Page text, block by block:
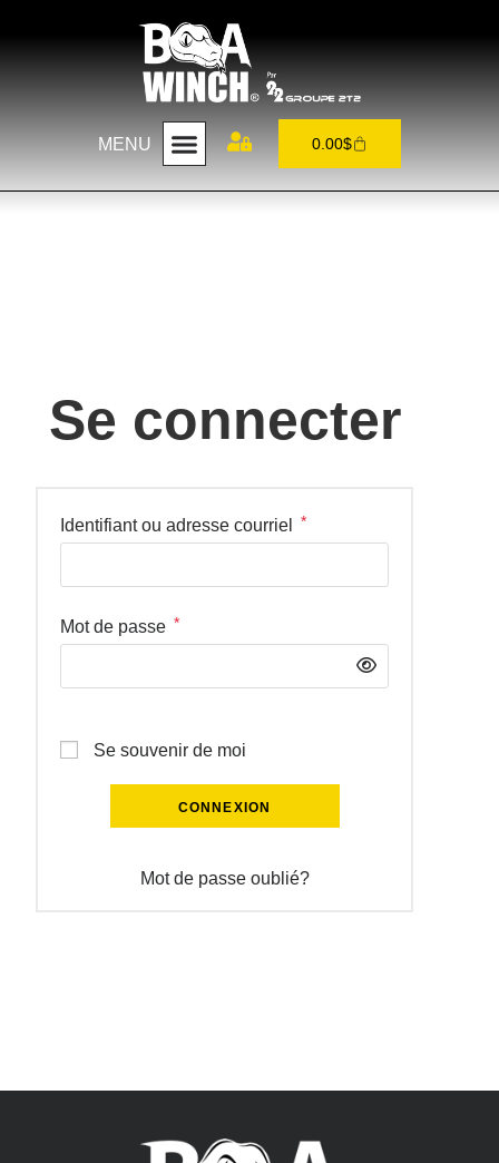
MENU 0.00$
Se connecter
Identifiant ou adresse courriel *
Mot de passe *
Se souvenir de moi
CONNEXION
Mot de passe oublié?